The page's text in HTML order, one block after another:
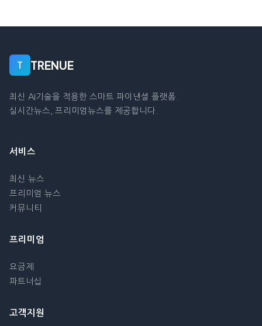
T TRENUE
최신 AI기술을 적용한 스마트 파이낸셜 플랫폼.
실시간뉴스, 프리미엄뉴스를 제공합니다.
서비스
최신 뉴스
프리미엄 뉴스
커뮤니티
프리미엄
요금제
파트너십
고객지원